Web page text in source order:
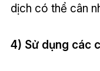
dịch có thể cân
4) Sử dụng các